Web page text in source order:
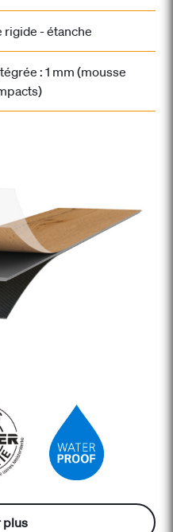
- étanche
: 1 mm (mousse
plus